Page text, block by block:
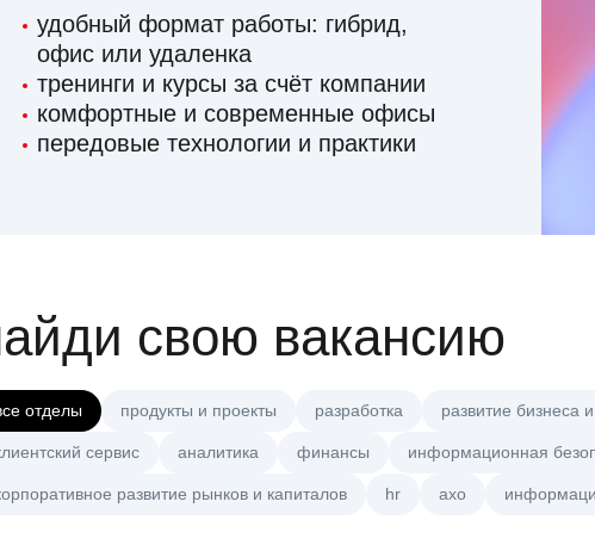
удобный формат работы: гибрид,
офис или удаленка
тренинги и курсы за счёт компании
комфортные и современные офисы
передовые технологии и практики
свою вакансию
отделы продукты и проекты разработка развитие бизнеса
сервис аналитика финансы информационная
развитие рынков и капиталов hr axo